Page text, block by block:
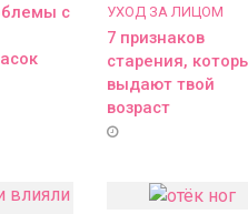
с
УХОД ЗА ЛИЦОМ
7 признаков
старения,
выдают твой
возраст